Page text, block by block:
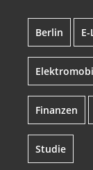
Berlin
Finanzen
Studie